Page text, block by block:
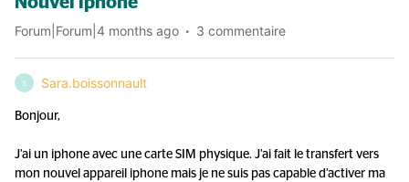
Forum|Forum|4 months ago 3 commentaire
S Sara.boissonnault
Bonjour,
J’ai un iphone avec une carte SIM physique. J’ai fait le transfert vers
mon nouvel appareil iphone mais je ne suis pas capable d’activer ma